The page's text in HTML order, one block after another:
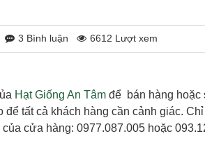
3 Bình luận 6612 Lượt xem
Hạt Giống An Tâm để bán hàng hoặc
để tất cả khách hàng cần cảnh giác.
cửa hàng: 0977.087.005 hoặc